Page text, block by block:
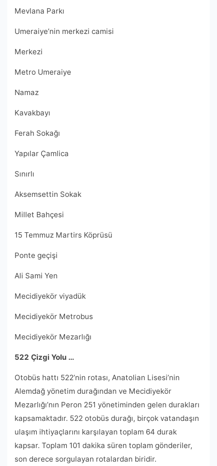
Mevlana Parkı
Umeraiye’nin merkezi camisi
Merkezi
Metro Umeraiye
Namaz
Kavakbayı
Ferah Sokağı
Yapılar Çamlica
Sınırlı
Aksemsettin Sokak
Millet Bahçesi
15 Temmuz Martirs Köprüsü
Ponte geçişi
Ali Sami Yen
Mecidiyekör viyadük
Mecidiyekör Metrobus
Mecidiyekör Mezarlığı
522 Çizgi Yolu …
Otobüs hattı 522’nin rotası, Anatolian Lisesi’nin
Alemdağ yönetim durağından ve Mecidiyekör
Mezarlığı’nın Peron 251 yönetiminden gelen durakları
kapsamaktadır. 522 otobüs durağı, birçok vatandaşın
ulaşım ihtiyaçlarını karşılayan toplam 64 durak
kapsar. Toplam 101 dakika süren toplam gönderiler,
son derece sorgulayan rotalardan biridir.